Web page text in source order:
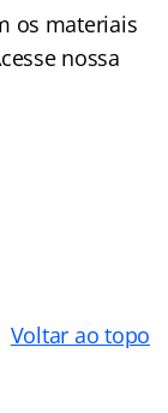
os materiais
nossa
Voltar ao topo